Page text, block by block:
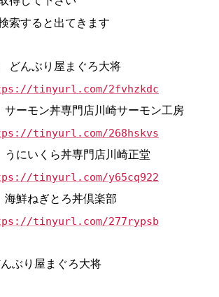
索すると出てきます
んぶり屋まぐろ大将
tinyurl.com/2fvhzkdc
モン丼専門店川崎サーモン工房
tinyurl.com/268hskvs
いくら丼専門店川崎正堂
tinyurl.com/y65cq922
ねぎとろ丼倶楽部
tinyurl.com/277rypsb
り屋まぐろ大将